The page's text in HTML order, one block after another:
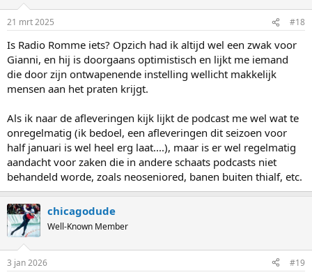
21 mrt 2025 #18
Is Radio Romme iets? Opzich had ik altijd wel een zwak voor
Gianni, en hij is doorgaans optimistisch en lijkt me iemand
die door zijn ontwapenende instelling wellicht makkelijk
mensen aan het praten krijgt.
Als ik naar de afleveringen kijk lijkt de podcast me wel wat te
onregelmatig (ik bedoel, een afleveringen dit seizoen voor
half januari is wel heel erg laat....), maar is er wel regelmatig
aandacht voor zaken die in andere schaats podcasts niet
behandeld worde, zoals neoseniored, banen buiten thialf, etc.
chicagodude
Well-Known Member
3 jan 2026 #19